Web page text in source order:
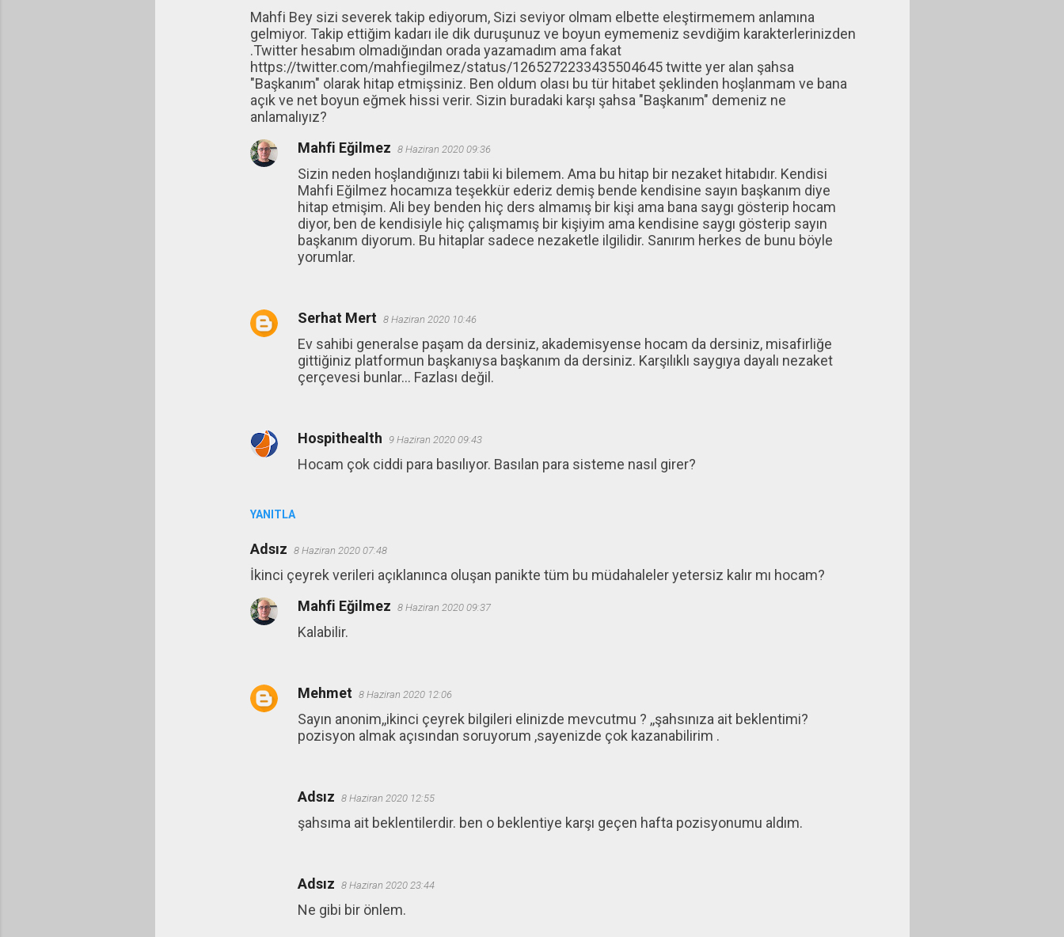
Mahfi Bey sizi severek takip ediyorum, Sizi seviyor olmam elbette eleştirmemem anlamına
gelmiyor. Takip ettiğim kadarı ile dik duruşunuz ve boyun eymemeniz sevdiğim karakterlerinizden
.Twitter hesabım olmadığından orada yazamadım ama fakat
https://twitter.com/mahfiegilmez/status/1265272233435504645 twitte yer alan şahsa
"Başkanım" olarak hitap etmişsiniz. Ben oldum olası bu tür hitabet şeklinden hoşlanmam ve bana
açık ve net boyun eğmek hissi verir. Sizin buradaki karşı şahsa "Başkanım" demeniz ne
anlamalıyız?
YANITLA
Mahfi Eğilmez 8 Haziran 2020 09:36
Sizin neden hoşlandığınızı tabii ki bilemem. Ama bu hitap bir nezaket hitabıdır. Kendisi
Mahfi Eğilmez hocamıza teşekkür ederiz demiş bende kendisine sayın başkanım diye
hitap etmişim. Ali bey benden hiç ders almamış bir kişi ama bana saygı gösterip hocam
diyor, ben de kendisiyle hiç çalışmamış bir kişiyim ama kendisine saygı gösterip sayın
başkanım diyorum. Bu hitaplar sadece nezaketle ilgilidir. Sanırım herkes de bunu böyle
yorumlar.
Serhat Mert 8 Haziran 2020 10:46
Ev sahibi generalse paşam da dersiniz, akademisyense hocam da dersiniz, misafirliğe
gittiğiniz platformun başkanıysa başkanım da dersiniz. Karşılıklı saygıya dayalı nezaket
çerçevesi bunlar... Fazlası değil.
Hospithealth 9 Haziran 2020 09:43
Hocam çok ciddi para basılıyor. Basılan para sisteme nasıl girer?
Adsız 8 Haziran 2020 07:48
İkinci çeyrek verileri açıklanınca oluşan panikte tüm bu müdahaleler yetersiz kalır mı hocam?
Mahfi Eğilmez 8 Haziran 2020 09:37
Kalabilir.
Mehmet 8 Haziran 2020 12:06
Sayın anonim,,ikinci çeyrek bilgileri elinizde mevcutmu ? ,,şahsınıza ait beklentimi?
pozisyon almak açısından soruyorum ,sayenizde çok kazanabilirim .
Adsız 8 Haziran 2020 12:55
şahsıma ait beklentilerdir. ben o beklentiye karşı geçen hafta pozisyonumu aldım.
Adsız 8 Haziran 2020 23:44
Ne gibi bir önlem.